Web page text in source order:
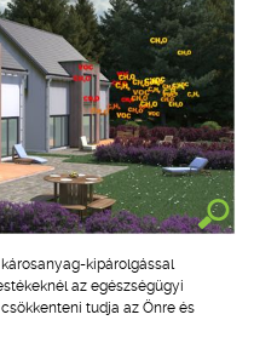
kipárolgással
az egészségügyi
tudja az Önre és